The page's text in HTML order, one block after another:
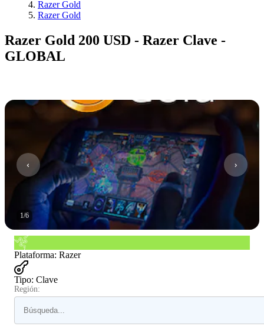
Razer Gold
Razer Gold
Razer Gold 200 USD - Razer Clave -
GLOBAL
1/6
Plataforma: Razer
Tipo: Clave
Región: